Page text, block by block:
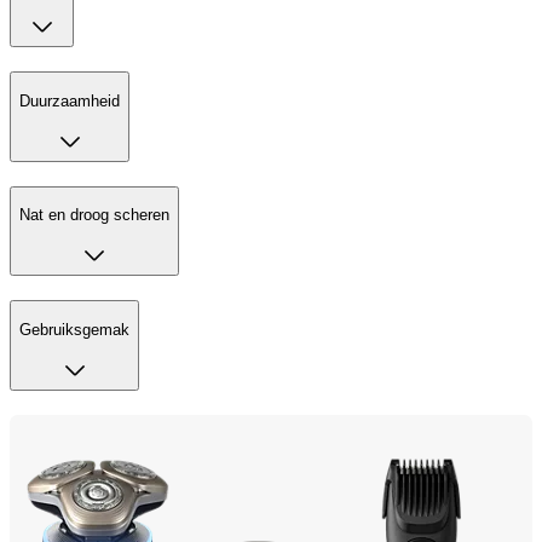
Duurzaamheid
Nat en droog scheren
Gebruiksgemak